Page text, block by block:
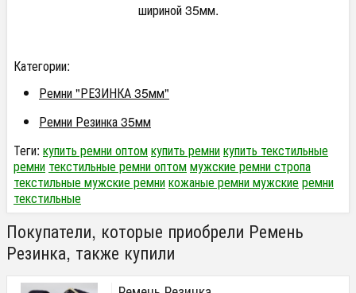
шириной 35мм.
Категории:
Ремни "РЕЗИНКА 35мм"
Ремни Резинка 35мм
Теги: купить ремни оптомкупить ремникупить текстильные
ремни текстильные ремни оптоммужские ремни стропа
текстильные мужские ремникожаные ремни мужскиеремни
текстильные
Покупатели, которые приобрели Ремень
Резинка, также купили